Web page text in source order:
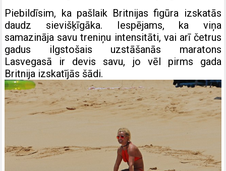
Piebildīsim, ka pašlaik Britnijas figūra izskatās
daudz sievišķīgāka. Iespējams, ka viņa
samazināja savu treniņu intensitāti, vai arī četrus
gadus ilgstošais uzstāšanās maratons
Lasvegasā ir devis savu, jo vēl pirms gada
Britnija izskatījās šādi.